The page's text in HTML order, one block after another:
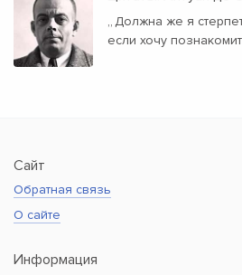
„Должна же я
если хочу
Сайт
Обратная связь
О сайте
Информация